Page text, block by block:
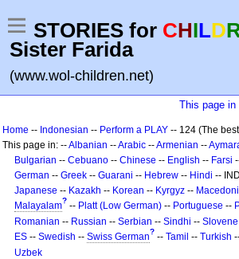
STORIES for CHILD
Sister Farida
(www.wol-children.net)
This page in
Home -- Indonesian -- Perform a PLAY -- 124 (The
This page in: --Albanian --Arabic --Armenian --
Bulgarian -- Cebuano -- Chinese -- English -- Farsi
German -- Greek -- Guarani -- Hebrew -- Hindi --
Japanese -- Kazakh -- Korean -- Kyrgyz --
Malayalam? -- Platt (Low German) -- Portuguese --
Romanian -- Russian -- Serbian -- Sindhi -- Slovene
ES -- Swedish -- Swiss German? -- Tamil -- Turkish
Uzbek